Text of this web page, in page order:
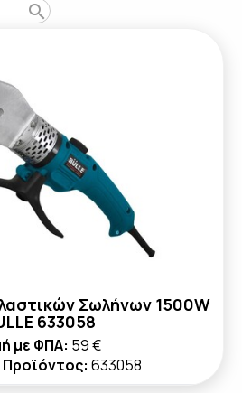
search
Σωλήνων 1500W
633058
με ΦΠΑ: 59 €
633058